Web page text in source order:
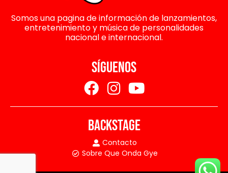
Somos una pagina de información de lanzamientos,
entretenimiento y música de personalidades
nacional e internacional.
SÍGUENOS
BACKSTAGE
Contacto
Sobre Que Onda Gye